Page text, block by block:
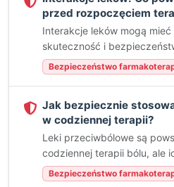
przed rozpoczęciem
Interakcje leków mogą
skuteczność i
Bezpieczeństwo
Jak bezpiecznie
w codziennej terapii?
Leki przeciwbólowe są
codziennej terapii bólu, ale
Bezpieczeństwo